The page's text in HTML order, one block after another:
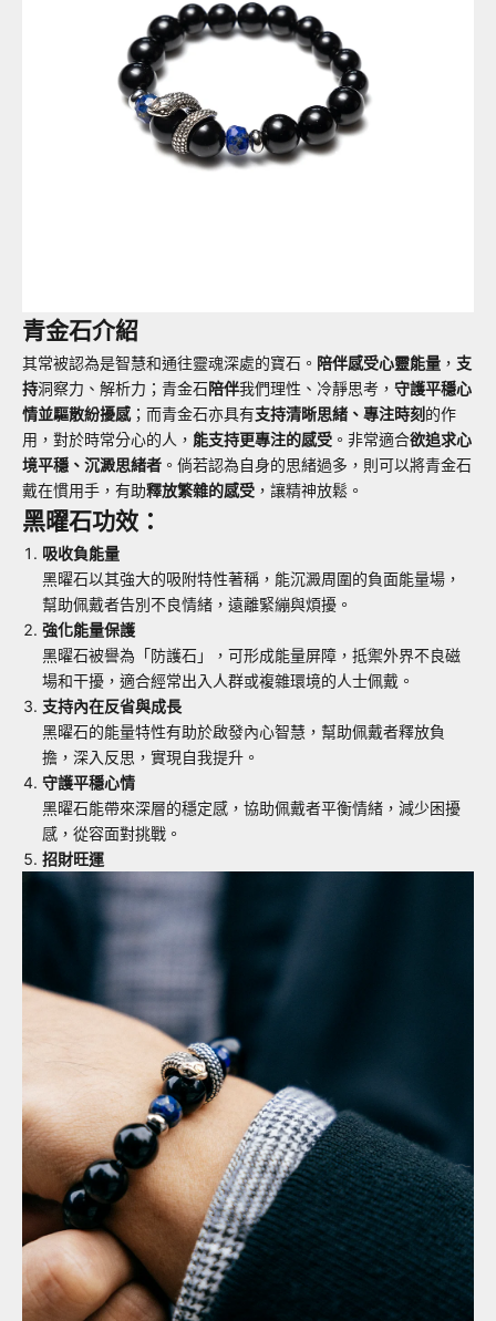
青金石介紹
其常被認為是智慧和通往靈魂深處的寶石。 陪伴感受心靈能量 ， 支
持洞察力、解析力；青金石陪伴我們理性、冷靜思考， 守護平穩心
情並驅散紛擾感；而青金石亦具有支持清晰思緒、專注時刻 的作
用，對於時常分心的人， 能支持更專注的感受 。非常適合欲追求心
境平穩、沉澱思緒者 。倘若認為自身的思緒過多，則可以將青金石
戴在慣用手，有助釋放繁雜的感受 ，讓精神放鬆。
黑曜石功效：
吸收負能量
黑曜石以其強大的吸附特性著稱，能沉澱周圍的負面能量場，
幫助佩戴者告別不良情緒，遠離緊繃與煩擾。
強化能量保護
黑曜石被譽為「防護石」，可形成能量屏障，抵禦外界不良磁
場和干擾，適合經常出入人群或複雜環境的人士佩戴。
支持內在反省與成長
黑曜石的能量特性有助於啟發內心智慧，幫助佩戴者釋放負
擔，深入反思，實現自我提升。
守護平穩心情
黑曜石能帶來深層的穩定感，協助佩戴者平衡情緒，減少困擾
感，從容面對挑戰。
招財旺運